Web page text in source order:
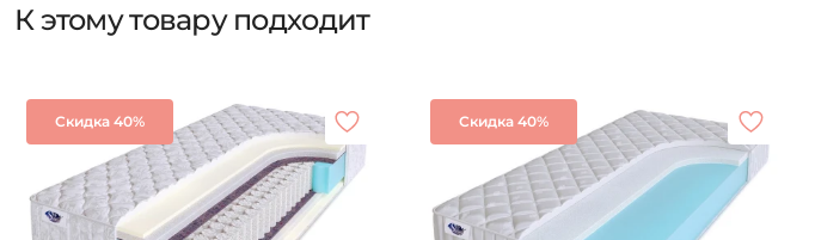
К этому товару подходит
Скидка 40% Скидка 40%